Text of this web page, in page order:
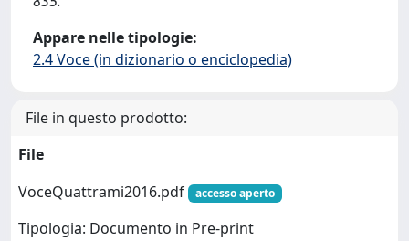
Appare nelle tipologie:
2.4 Voce (in dizionario o enciclopedia)
File in questo prodotto:
File
VoceQuattrami2016.pdf
accesso aperto
Tipologia: Documento in Pre-print